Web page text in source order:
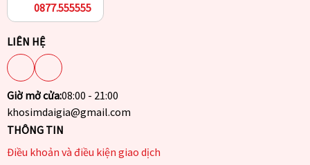
0877.555555
LIÊN HỆ
Giờ mở cửa:08:00 - 21:00
khosimdaigia@gmail.com
THÔNG TIN
Điều khoản và điều kiện giao dịch